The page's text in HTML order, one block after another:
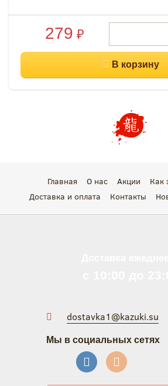
279 ₽
Главная О нас Акции
Как
Доставка и оплата
Контакты
dostavka1@kazuki.su
Мы в социальных сетях